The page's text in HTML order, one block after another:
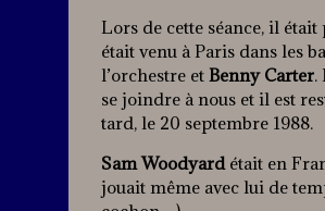
Lors de cette séance, il
était venu à Paris dans les
l’orchestre et Benny Carter.
se joindre à nous et il est
tard, le 20 septembre 1988.
Sam Woodyardétait en
jouait même avec lui de